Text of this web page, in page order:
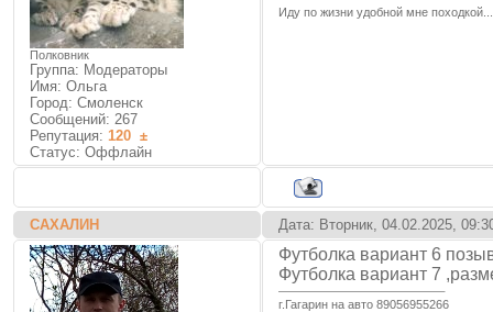
Полковник
Группа: Модераторы
Имя: Ольга
Город: Смоленск
Сообщений: 267
Репутация: 120 ±
Статус: Оффлайн
Иду по жизни удобной мне походкой...
САХАЛИН Дата: Вторник, 04.02.2025,
Футболка вариант 6
Футболка вариант 7
г.Гагарин на авто 89056955266